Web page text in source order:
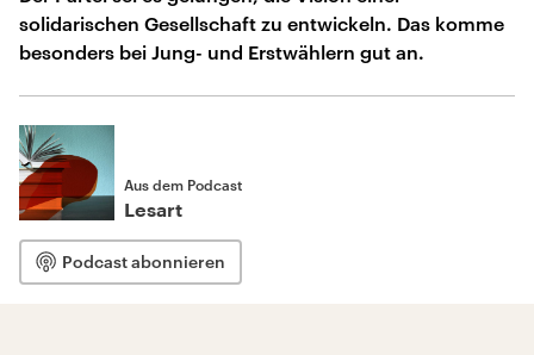
solidarischen Gesellschaft zu entwickeln. Das komme
besonders bei Jung- und Erstwählern gut an.
Aus dem Podcast
Lesart
Podcast abonnieren